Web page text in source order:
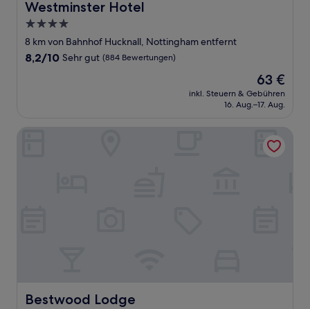
Westminster Hotel
4.0-
Sterne-
Unterkunft
8 km von Bahnhof Hucknall, Nottingham entfernt
8.2
Bewertungen)
8,2/10 Sehr gut (884 Bewertungen)
Der
Preis
beträgt
63 €
inkl. Steuern & Gebühren
16. Aug.–17. Aug.
Bestwood Lodge
Bestwood Lodge